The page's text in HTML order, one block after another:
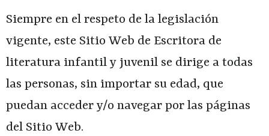
Siempre en el respeto de la legislación
vigente, este Sitio Web de Escritora de
literatura infantil y juvenil se dirige a todas
las personas, sin importar su edad, que
puedan acceder y/o navegar por las páginas
del Sitio Web.